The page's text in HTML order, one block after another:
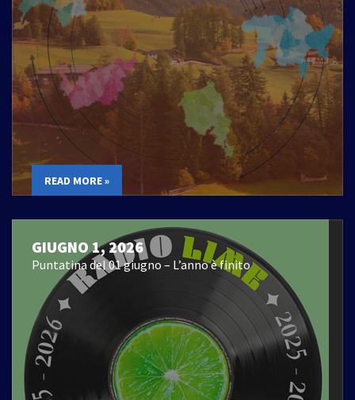
READ MORE »
GIUGNO 1, 2026
Puntatina del 01 giugno – L’anno è finito